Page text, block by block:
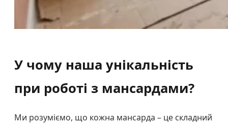
У чому наша унікальність
при роботі з мансардами?
Ми розуміємо, що кожна мансарда – це складний